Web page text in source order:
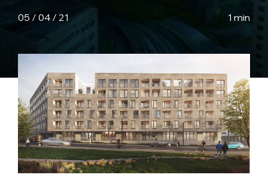
05 / 04 / 21 1 min